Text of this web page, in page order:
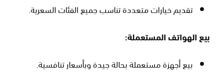
تقديم خيارات متعددة تناسب جميع الفئات السعرية.
بيع الهواتف المستعملة:
بيع أجهزة مستعملة بحالة جيدة وبأسعار تنافسية.